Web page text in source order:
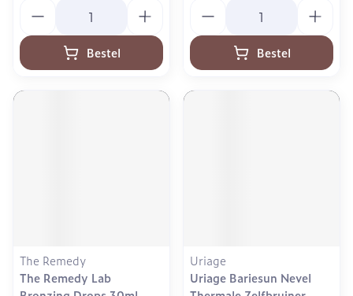
Bestel Bestel
The Remedy
The Remedy Lab
Uriage
Uriage Bariesun Nevel